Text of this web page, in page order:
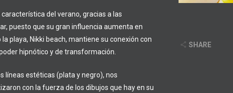
del verano, gracias a las
puesto que su gran influencia aumenta en
playa, Nikki beach, mantiene su conexión con
hipnótico y de transformación.
líneas estéticas (plata y negro), nos
con la fuerza de los dibujos que hay en su
SHARE